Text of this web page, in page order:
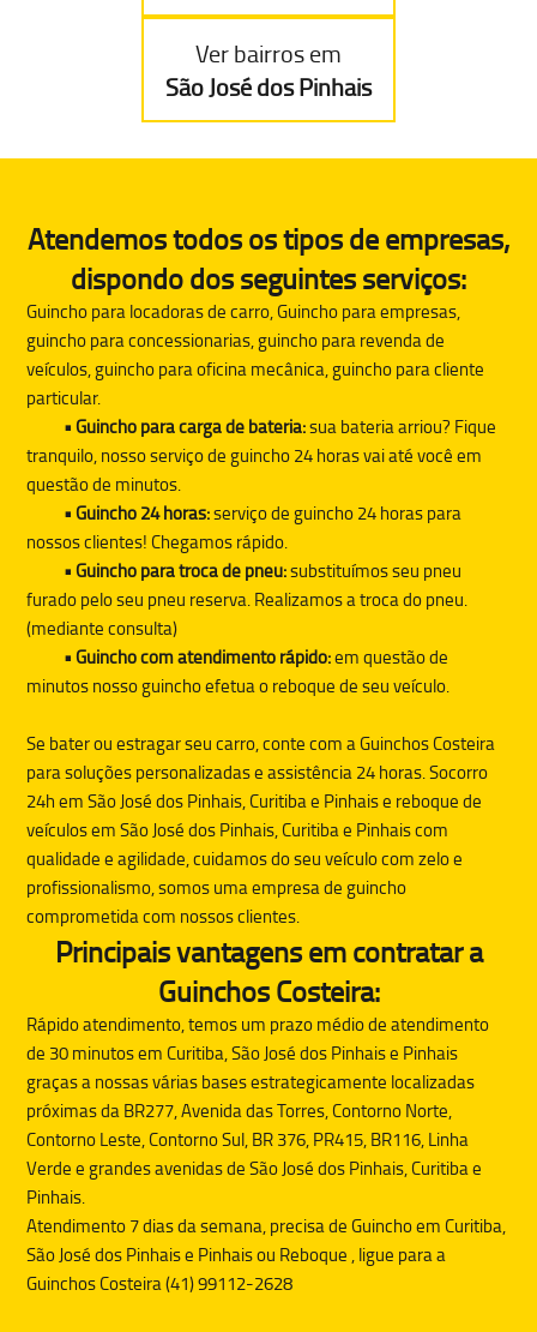
Ver bairros em
São José dos Pinhais
Atendemos todos os tipos de empresas,
dispondo dos seguintes serviços:
Guincho para locadoras de carro, Guincho para empresas,
guincho para concessionarias, guincho para revenda de
veículos, guincho para oficina mecânica, guincho para cliente
particular.
• Guincho para carga de bateria:sua bateria arriou? Fique
tranquilo, nosso serviço de guincho 24 horas vai até você em
questão de minutos.
• Guincho 24 horas:serviço de guincho 24 horas para
nossos clientes! Chegamos rápido.
• Guincho para troca de pneu:substituímos seu pneu
furado pelo seu pneu reserva. Realizamos a troca do pneu.
(mediante consulta)
• Guincho com atendimento rápido:em questão de
minutos nosso guincho efetua o reboque de seu veículo.
Se bater ou estragar seu carro, conte com aGuinchos Costeira
para soluções personalizadas e assistência 24 horas. Socorro
24h em São José dos Pinhais, Curitiba e Pinhais e reboque de
veículos em São José dos Pinhais, Curitiba e Pinhais com
qualidade e agilidade, cuidamos do seu veículo com zelo e
profissionalismo, somos uma empresa de guincho
comprometida com nossos clientes.
Principais vantagens em contratar a
Guinchos Costeira:
Rápido atendimento, temos um prazo médio de atendimento
de 30 minutos em Curitiba, São José dos Pinhais e Pinhais
graças a nossas várias bases estrategicamente localizadas
próximas da BR277, Avenida das Torres, Contorno Norte,
Contorno Leste, Contorno Sul, BR 376, PR415, BR116, Linha
Verde e grandes avenidas de São José dos Pinhais, Curitiba e
Pinhais.
Atendimento 7 dias da semana, precisa deGuinchoem Curitiba,
São José dos Pinhais e Pinhais ou Reboque , ligue para a
Guinchos Costeira (41) 99112-2628